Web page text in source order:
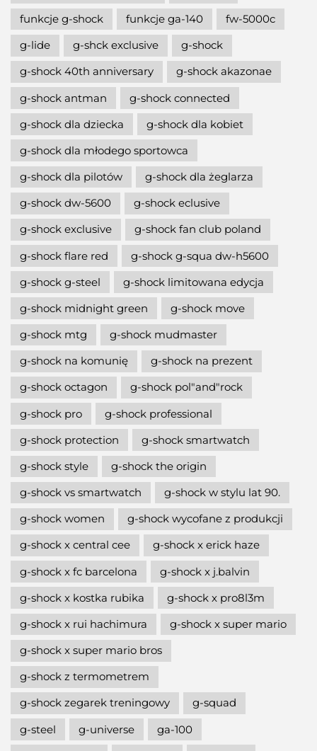
funkcje g-shock
funkcje ga-140
fw-5000c
g-lide
g-shck exclusive
g-shock
g-shock 40th anniversary
g-shock akazonae
g-shock antman
g-shock connected
g-shock dla dziecka
g-shock dla kobiet
g-shock dla młodego sportowca
g-shock dla pilotów
g-shock dla żeglarza
g-shock dw-5600
g-shock eclusive
g-shock exclusive
g-shock fan club poland
g-shock flare red
g-shock g-squa dw-h5600
g-shock g-steel
g-shock limitowana edycja
g-shock midnight green
g-shock move
g-shock mtg
g-shock mudmaster
g-shock na komunię
g-shock na prezent
g-shock octagon
g-shock pol"and"rock
g-shock pro
g-shock professional
g-shock protection
g-shock smartwatch
g-shock style
g-shock the origin
g-shock vs smartwatch
g-shock w stylu lat 90.
g-shock women
g-shock wycofane z produkcji
g-shock x central cee
g-shock x erick haze
g-shock x fc barcelona
g-shock x j.balvin
g-shock x kostka rubika
g-shock x pro8l3m
g-shock x rui hachimura
g-shock x super mario
g-shock x super mario bros
g-shock z termometrem
g-shock zegarek treningowy
g-squad
g-steel
g-universe
ga-100